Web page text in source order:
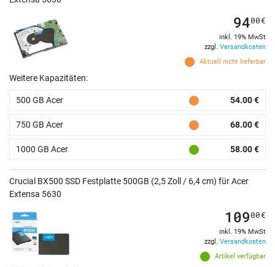
Aktuell nicht lieferbar
9400€
inkl. 19% MwSt
zzgl. Versandkosten
Weitere Kapazitäten:
500 GB Acer 54.00 €
750 GB Acer 68.00 €
1000 GB Acer 58.00 €
Crucial BX500 SSD Festplatte 500GB (2,5 Zoll / 6,4 cm) für Acer
Extensa 5630
Artikel verfügbar
10900€
inkl. 19% MwSt
zzgl. Versandkosten